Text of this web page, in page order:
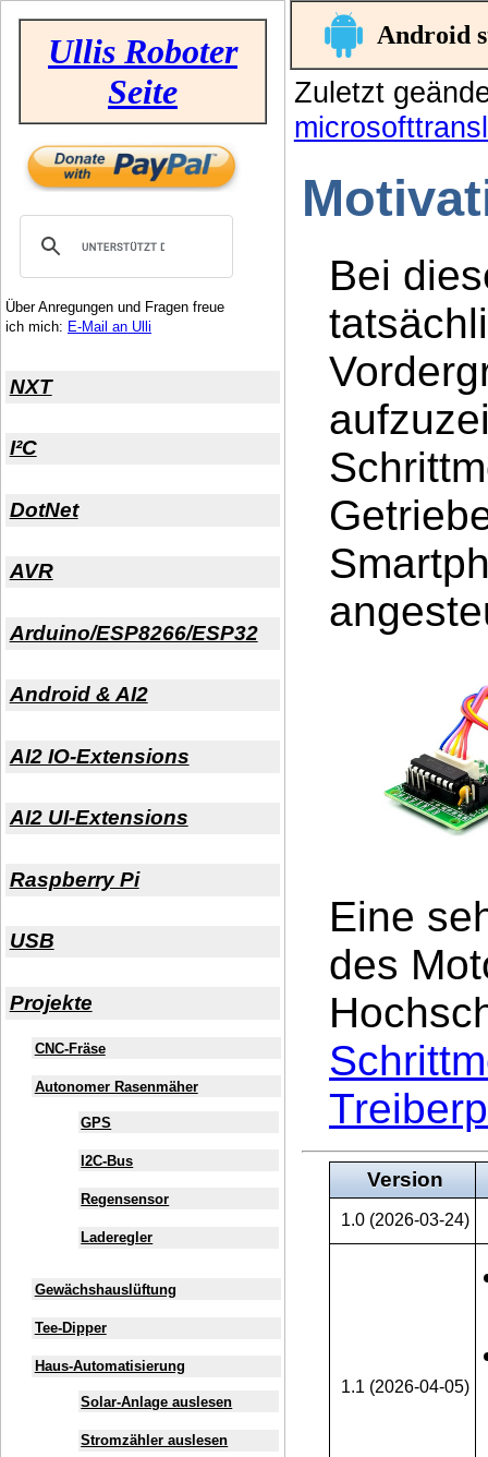
Android
Zuletzt
Bei
Eine
des
Version
1.0 (2026-03-24)
1.1 (2026-04-05)
Ullis Roboter
Seite
Über Anregungen und Fragen freue
ich mich: E-Mail an Ulli
NXT
I²C
DotNet
AVR
Arduino/ESP8266/ESP32
Android & AI2
AI2 IO-Extensions
AI2 UI-Extensions
Raspberry Pi
USB
Projekte
CNC-Fräse
Autonomer Rasenmäher
GPS
I2C-Bus
Regensensor
Laderegler
Gewächshauslüftung
Tee-Dipper
Haus-Automatisierung
Solar-Anlage auslesen
Stromzähler auslesen